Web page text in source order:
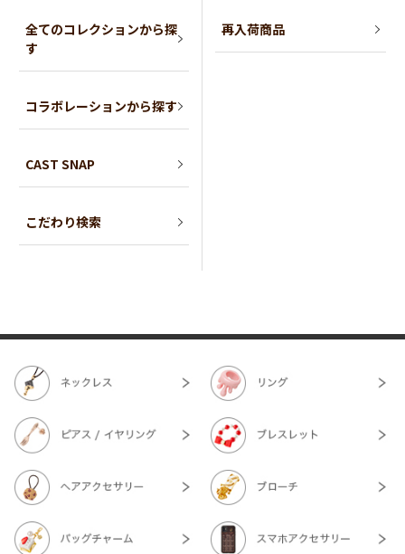
全てのコレクションから探
す
コラボレーションから探す
CAST SNAP
こだわり検索
再入荷商品